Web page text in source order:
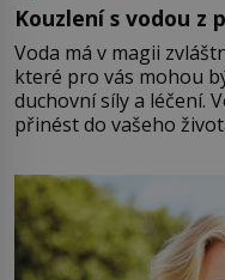
Kouzlení s vodou z
Voda má v magii
které pro vás mohou
duchovní síly a léčení.
přinést do vašeho
můžete obohatit své
větší harmonii a klid.